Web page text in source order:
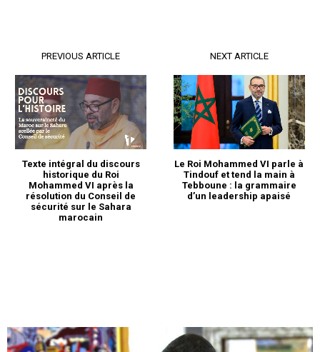
PREVIOUS ARTICLE
Texte intégral du discours
historique du Roi
Mohammed VI après la
résolution du Conseil de
sécurité sur le Sahara
marocain
NEXT ARTICLE
Le Roi Mohammed VI parle à
Tindouf et tend la main à
Tebboune : la grammaire
d’un leadership apaisé